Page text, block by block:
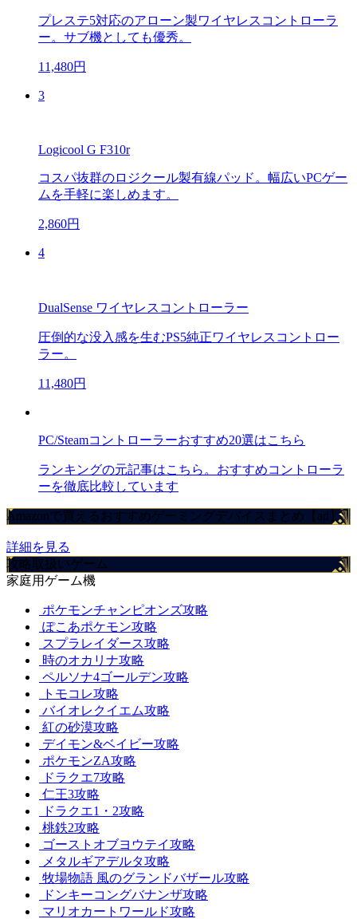
プレステ5対応のアローン製ワイヤレスコントローラ
ー。サブ機としても優秀。
11,480円
3
Logicool G F310r
コスパ抜群のロジクール製有線パッド。幅広いPCゲー
ムを手軽に楽しめます。
2,860円
4
DualSense ワイヤレスコントローラー
圧倒的な没入感を生むPS5純正ワイヤレスコントロー
ラー。
11,480円
PC/Steamコントローラーおすすめ20選はこちら
ランキングの元記事はこちら。おすすめコントローラ
ーを徹底比較しています
Amazonで買えるおすすめゲーミングデバイスまとめ【ad】
詳細を見る
攻略取扱いゲーム
家庭用ゲーム機
ポケモンチャンピオンズ攻略
ぽこあポケモン攻略
スプラレイダース攻略
時のオカリナ攻略
ペルソナ4ゴールデン攻略
トモコレ攻略
バイオレクイエム攻略
紅の砂漠攻略
デイモン&ベイビー攻略
ポケモンZA攻略
ドラクエ7攻略
仁王3攻略
ドラクエ1・2攻略
桃鉄2攻略
ゴーストオブヨウテイ攻略
メタルギアデルタ攻略
牧場物語 風のグランドバザール攻略
ドンキーコングバナンザ攻略
マリオカートワールド攻略